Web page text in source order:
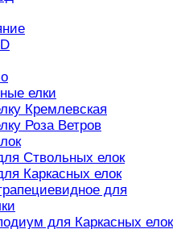
елки
Кремлевская
Роза Ветров
Ствольных елок
Каркасных елок
для
для Каркасных елок